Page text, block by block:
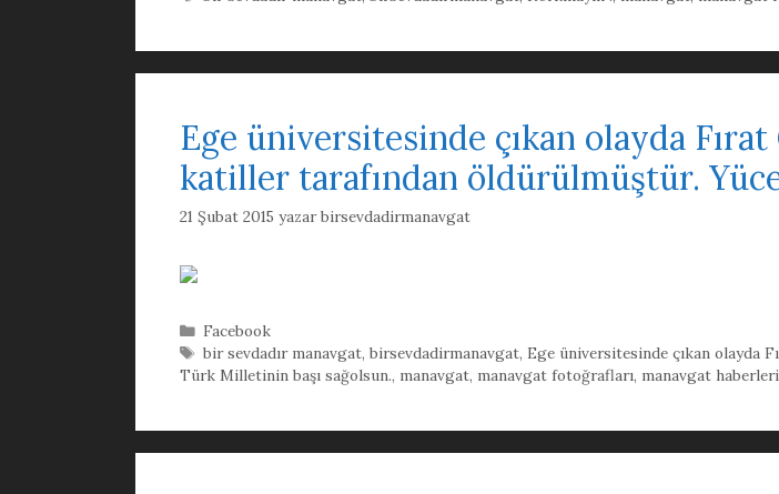
Ege üniversitesinde çıkan olayda
katiller tarafından öldürülmüştür.
21 Şubat 2015 yazarbirsevdadirmanavgat
Kategoriler
Facebook
Etiketler
bir sevdadır manavgat,birsevdadirmanavgat, Ege üniversitesinde çıkan olayda
Türk Milletinin başı sağolsun., manavgat, manavgat fotoğrafları, manavgat haberleri